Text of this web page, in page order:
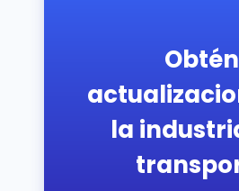
Obtén
la